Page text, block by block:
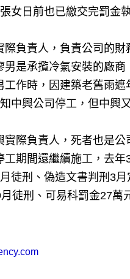
女日前也已繳交完罰金
負責人，負責公司的
是承攬冷氣安裝的廠
作時，因建築老舊雨
中興公司停工，但中興
際負責人，死者也是
期間還繼續施工，去
徒刑、偽造文書判刑3
徒刑、可易科罰金27萬